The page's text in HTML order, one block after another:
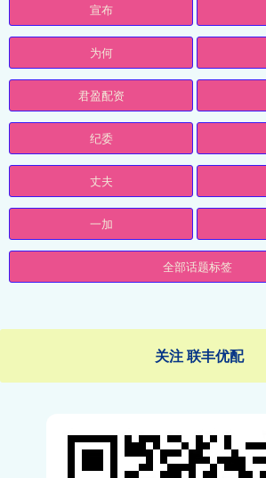
宣布
为何
君盈配资
纪委
丈夫
一加
全部话题标签
关注 联丰优配